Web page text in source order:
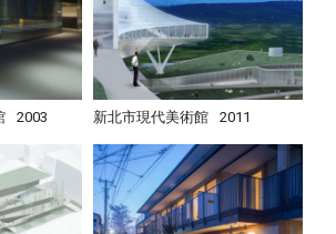
2003 新北市現代美術館 2011